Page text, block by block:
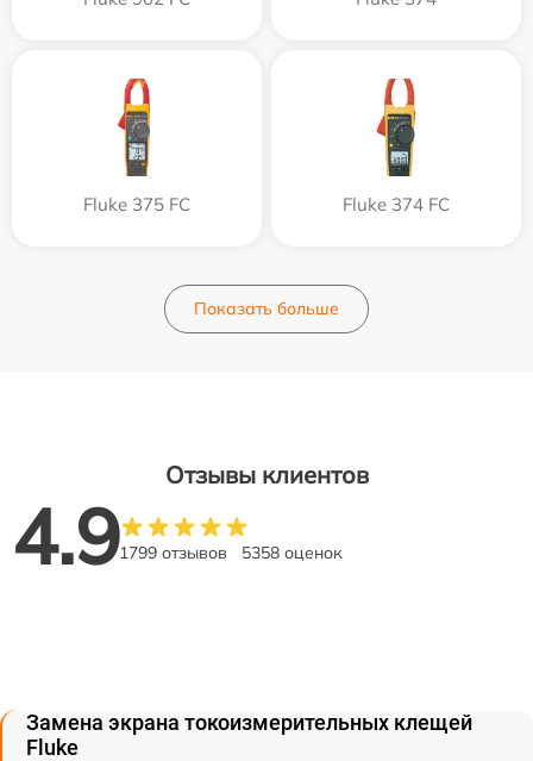
Fluke 375 FC Fluke 374 FC
Показать больше
Отзывы клиентов
4.91799 отзывов 5358 оценок
Замена экрана токоизмерительных клещей
Fluke